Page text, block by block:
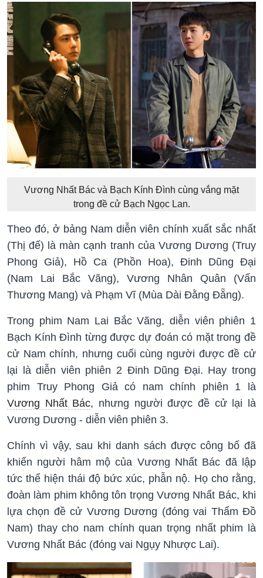
Vương Nhất Bác và Bạch Kính Đình cùng vắng mặt
trong đề cử Bạch Ngọc Lan.
Theo đó, ở bảng Nam diễn viên chính xuất sắc nhất
(Thị đế) là màn cạnh tranh của Vương Dương (Truy
Phong Giả), Hồ Ca (Phồn Hoa), Đinh Dũng Đại
(Nam Lai Bắc Vãng), Vương Nhân Quân (Vấn
Thương Mang) và Phạm Vĩ (Mùa Dài Đằng Đẵng).
Trong phim Nam Lai Bắc Vãng, diễn viên phiên 1
Bạch Kính Đình từng được dự đoán có mặt trong đề
cử Nam chính, nhưng cuối cùng người được đề cử
lại là diễn viên phiên 2 Đinh Dũng Đại. Hay trong
phim Truy Phong Giả có nam chính phiên 1 là
Vương Nhất Bác, nhưng người được đề cử lại là
Vương Dương - diễn viên phiên 3.
Chính vì vậy, sau khi danh sách được công bố đã
khiến người hâm mộ của Vương Nhất Bác đã lập
tức thể hiện thái độ bức xúc, phẫn nộ. Họ cho rằng,
đoàn làm phim không tôn trọng Vương Nhất Bác, khi
lựa chọn đề cử Vương Dương (đóng vai Thẩm Đồ
Nam) thay cho nam chính quan trọng nhất phim là
Vương Nhất Bác (đóng vai Ngụy Nhược Lai).